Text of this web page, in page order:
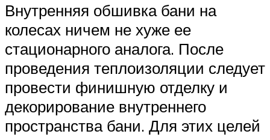
Внутренняя обшивка бани на
колесах ничем не хуже ее
стационарного аналога. После
проведения теплоизоляции следует
провести финишную отделку и
декорирование внутреннего
пространства бани. Для этих целей